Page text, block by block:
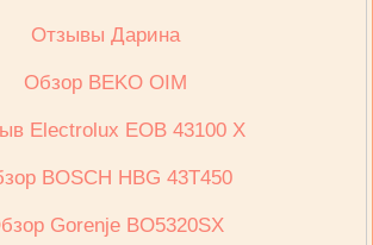
Отзывы Дарина
Обзор BEKO OIM
Electrolux ЕОВ 43100 Х
BOSCH HBG 43T450
Gorenje BO5320SX